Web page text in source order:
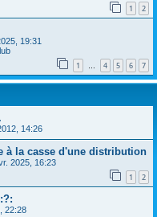
1 2
19:31
1 … 4 5 6 7
14:26
à la casse d'une distribution
2025, 16:23
1 2
22:28